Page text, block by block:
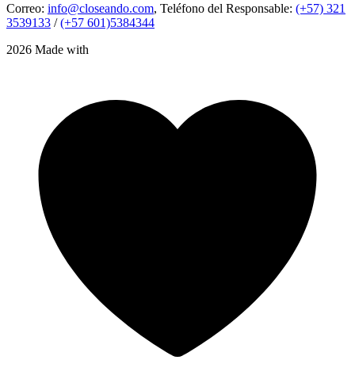
Correo: info@closeando.com, Teléfono del Responsable: (+57) 321
3539133 /(+57 601)5384344
2026 Made with